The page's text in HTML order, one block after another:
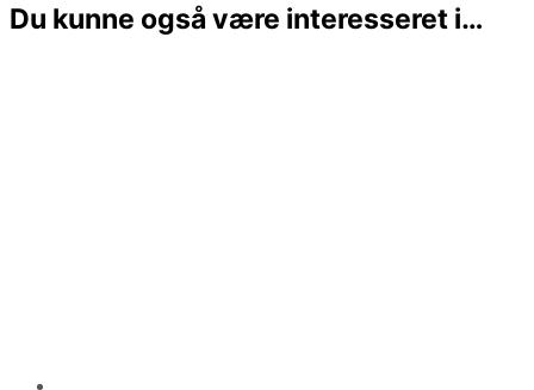
Du kunne også være interesseret i…